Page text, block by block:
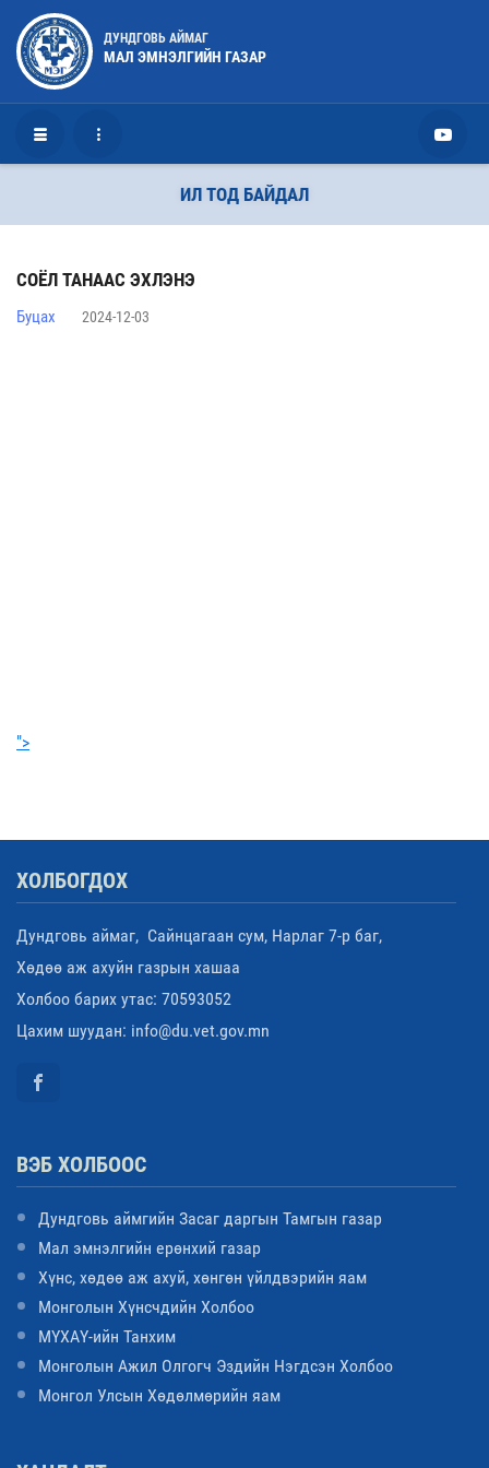
ДУНДГОВЬ АЙМАГ
МАЛ ЭМНЭЛГИЙН ГАЗАР
ИЛ ТОД БАЙДАЛ
СОЁЛ ТАНААС ЭХЛЭНЭ
Буцах 2024-12-03
">
ХОЛБОГДОХ
Дундговь аймаг, Сайнцагаан сум, Нарлаг 7-р баг,
Хөдөө аж ахуйн газрын хашаа
Холбоо барих утас: 70593052
Цахим шуудан: info@du.vet.gov.mn
ВЭБ ХОЛБООС
Дундговь аймгийн Засаг даргын Тамгын газар
Мал эмнэлгийн ерөнхий газар
Хүнс, хөдөө аж ахуй, хөнгөн үйлдвэрийн яам
Монголын Хүнсчдийн Холбоо
МҮХАҮ-ийн Танхим
Монголын Ажил Олгогч Эздийн Нэгдсэн Холбоо
Монгол Улсын Хөдөлмөрийн яам